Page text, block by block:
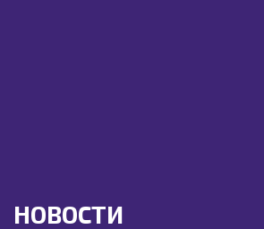
НОВОСТИ